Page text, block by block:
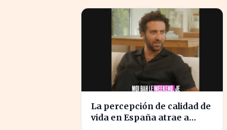
La percepción de calidad de
vida en España atrae a